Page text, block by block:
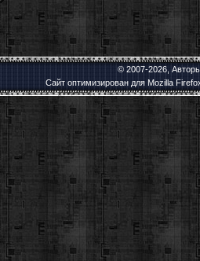
© 2007-2026,
Сайт оптимизирован для Mozilla